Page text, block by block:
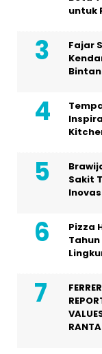
untuk
Fajar
Sakit
Pizza